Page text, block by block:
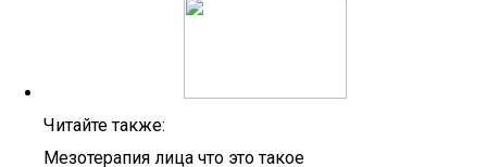
Читайте также:
Мезотерапия лица что это такое